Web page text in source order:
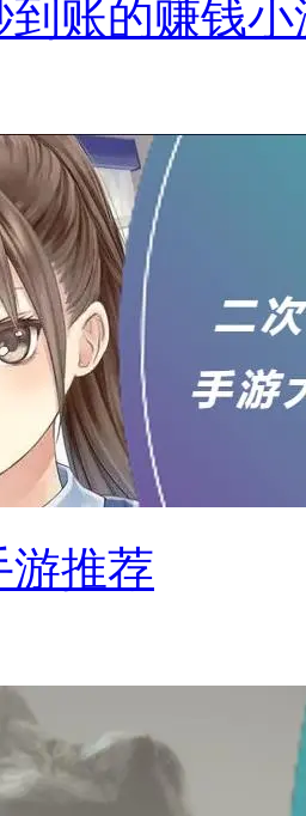
到账的赚钱小
游推荐